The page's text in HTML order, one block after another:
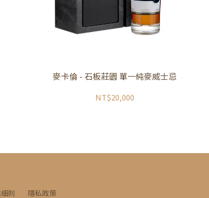
麥卡倫 - 石板莊園 單一純麥威士忌
NT$20,000
則 隱私政策